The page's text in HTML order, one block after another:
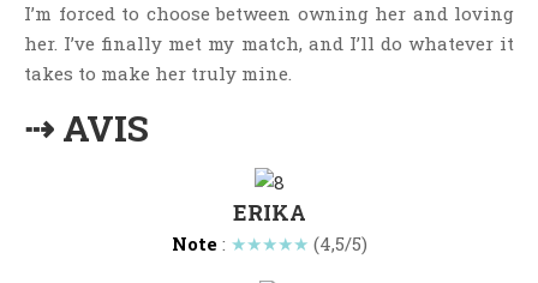
Fantastique
Histoire De Vie
I’m forced to choose between owning her and loving
her. I’ve finally met my match, and I’ll do whatever it
takes to make her truly mine.
⇢ AVIS
ERIKA
Note: ★★★★★ (4,5/5)